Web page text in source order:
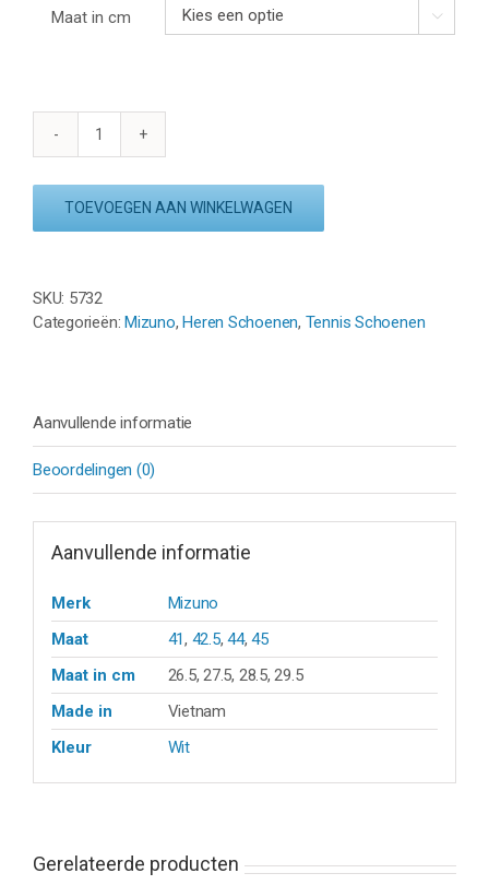
Maat in cm 
MIZUNO
LIGHT
–
WIT/INDIGO/MINT
TOEVOEGEN AAN WINKELWAGEN
SKU: 5732
Categorieën:Mizuno,Heren Schoenen, Tennis Schoenen
Aanvullende informatie
Beoordelingen (0)
Aanvullende informatie
Merk
Mizuno
Maat
41, 42.5,44,45
Maat in cm
26.5, 27.5, 28.5, 29.5
Made in
Vietnam
Kleur
Wit
Gerelateerde producten